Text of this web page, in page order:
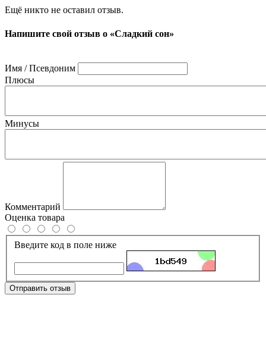
Ещё никто не оставил отзыв.
Напишите свой отзыв о «Сладкий сон»
Имя / Псевдоним
Плюсы
Минусы
Комментарий
Оценка товара
Введите код в поле ниже
Отправить отзыв